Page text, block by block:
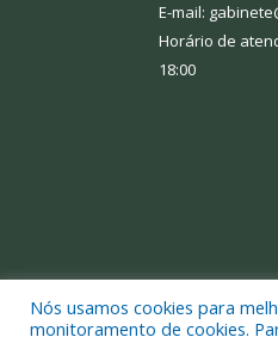
E-mail:
Horário de
18:00
Todos os
Nós usamos cookies para
monitoramento de cookies.